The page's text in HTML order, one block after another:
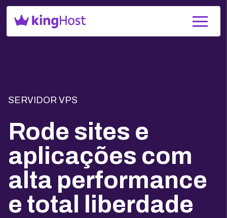
SERVIDOR VPS
Rode sites e
aplicações com
alta performance
e total liberdade